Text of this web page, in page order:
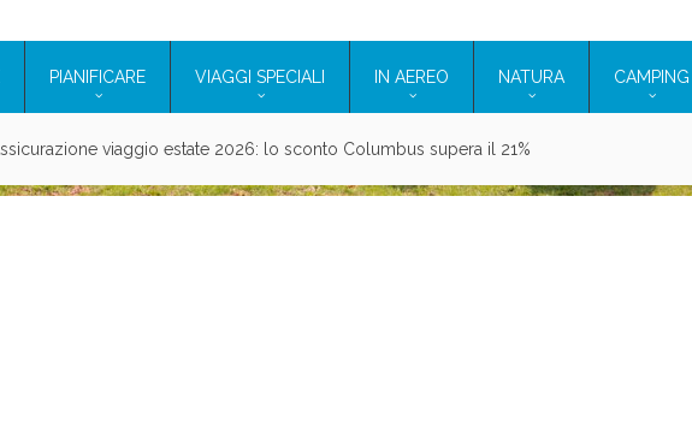
PIANIFICARE VIAGGI SPECIALI IN AEREO NATURA CAMPING
solidi in viaggio: i prodotti che hanno conquistato la mia valigia (e la pelle